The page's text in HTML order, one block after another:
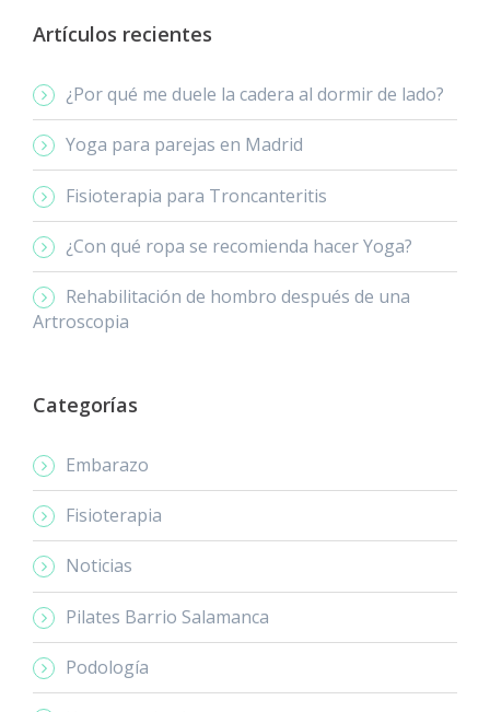
Artículos recientes
¿Por qué me duele la cadera al dormir de lado?
Yoga para parejas en Madrid
Fisioterapia para Troncanteritis
¿Con qué ropa se recomienda hacer Yoga?
Rehabilitación de hombro después de una
Artroscopia
Categorías
Embarazo
Fisioterapia
Noticias
Pilates Barrio Salamanca
Podología